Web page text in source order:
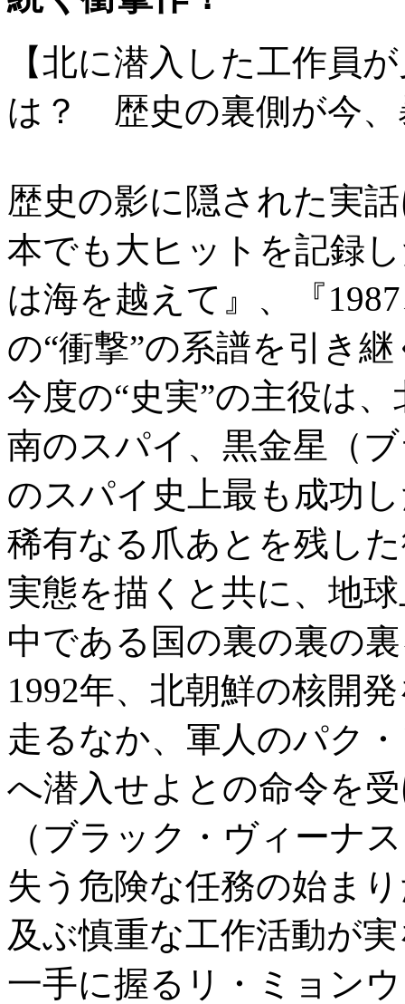
【北に潜入した工作員
は？ 歴史の裏側が今
歴史の影に隠された実
本でも大ヒットを記録
は海を越えて』、『
の“衝撃”の系譜を引き
今度の“史実”の主役は
南のスパイ、黒金星（
のスパイ史上最も成功
稀有なる爪あとを残し
実態を描くと共に、地
中である国の裏の裏の
1992年、北朝鮮の核開
走るなか、軍人のパク
へ潜入せよとの命令を
（ブラック・ヴィーナ
失う危険な任務の始ま
及ぶ慎重な工作活動が
一手に握るリ・ミョン